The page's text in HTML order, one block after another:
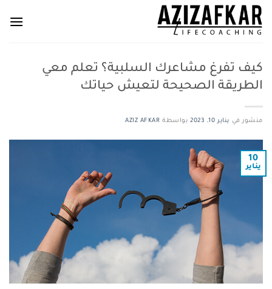
تخطي
للمحتوى
كيف تفرغ مشاعرك السلبية؟ تعلم معي
الطريقة الصحيحة لتعيش حياتك
منشور في يناير 10, 2023 بواسطة AZIZ AFKAR
10
يناير